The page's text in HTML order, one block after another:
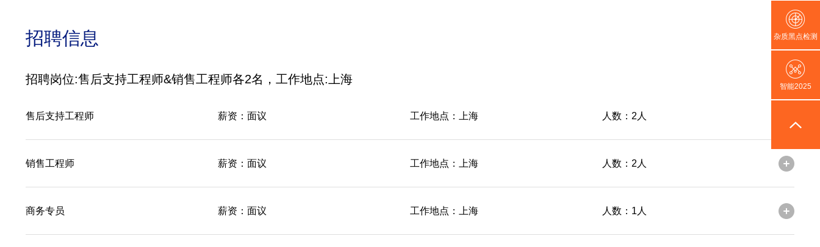
招聘信息
招聘岗位:售后支持工程师&销售工程师各2名，工作地点:上海
售后支持工程师 薪资：面议 工作地点：上海 人数：2人
销售工程师 薪资：面议 工作地点：上海 人数：2人
商务专员 薪资：面议 工作地点：上海 人数：1人
杂质黑点检测
智能2025